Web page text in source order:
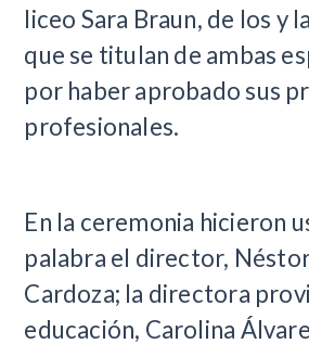
liceo Sara Braun, de los y
que se titulan de ambas
por haber aprobado sus
profesionales.
En la ceremonia hicieron
palabra el director,
Cardoza; la directora
educación, Carolina